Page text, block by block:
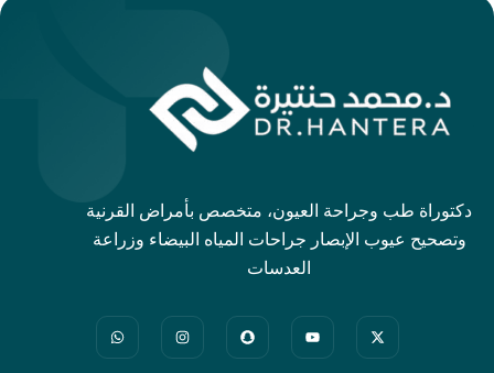
دكتوراة طب وجراحة العيون، متخصص بأمراض القرنية
وتصحيح عيوب الإبصار جراحات المياه البيضاء وزراعة
العدسات